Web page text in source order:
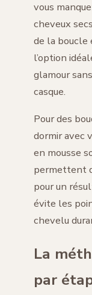
vous
cheveux
de la boucle
l’option
glamour
casque.
Pour des
dormir avec
en mousse
permettent
pour un
évite les
chevelu
La
par